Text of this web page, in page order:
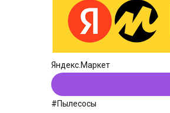
Яндекс.Маркет
#Пылесосы